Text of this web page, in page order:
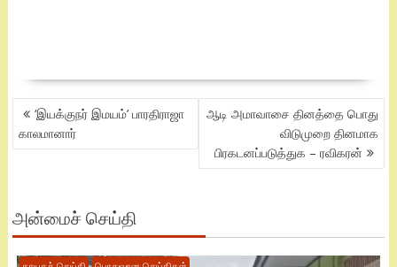
POST
NAVIGATION
‘இயக்குநர் இமயம்’ பாரதிராஜா
காலமானார்
ஆடி அமாவாசை தினத்தை பொது
விடுமுறை தினமாக
பிரகடனப்படுத்துக – ரவிகரன்
அன்மைச் செய்தி